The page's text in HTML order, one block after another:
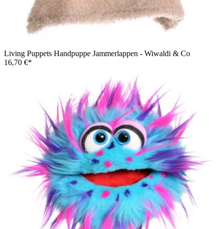
Living Puppets Handpuppe Jammerlappen - Wiwaldi & Co
16,70 €*